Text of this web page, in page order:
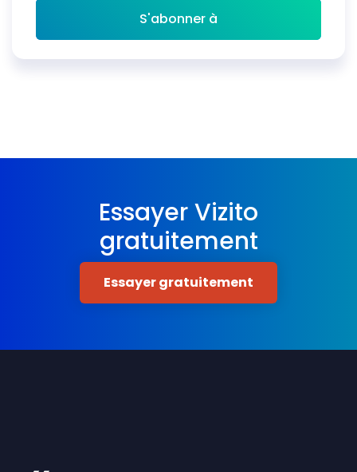
S'abonner à
Essayer Vizito
gratuitement
Essayer gratuitement